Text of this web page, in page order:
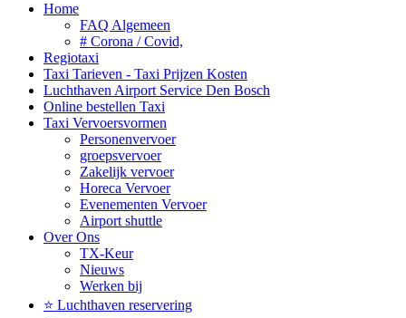
Home
FAQ Algemeen
# Corona / Covid,
Regiotaxi
Taxi Tarieven - Taxi Prijzen Kosten
Luchthaven Airport Service Den Bosch
Online bestellen Taxi
Taxi Vervoersvormen
Personenvervoer
groepsvervoer
Zakelijk vervoer
Horeca Vervoer
Evenementen Vervoer
Airport shuttle
Over Ons
TX-Keur
Nieuws
Werken bij
⭐️ Luchthaven reservering